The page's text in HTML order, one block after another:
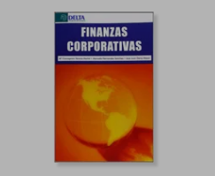
40%
dcto.
S/ 333,82
S/ 200,29